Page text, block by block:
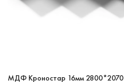
МДФ Кроностар 16мм 2800*2070